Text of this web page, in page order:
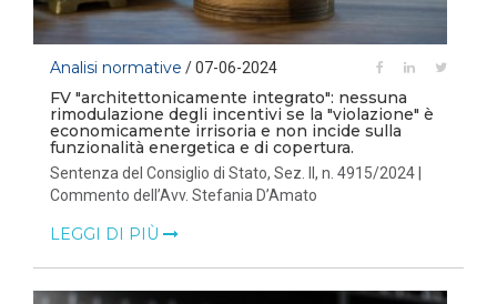
Analisi normative / 07-06-2024
FV "architettonicamente integrato": nessuna
rimodulazione degli incentivi se la "violazione" è
economicamente irrisoria e non incide sulla
funzionalità energetica e di copertura.
Sentenza del Consiglio di Stato, Sez. II, n. 4915/2024 |
Commento dell’Avv. Stefania D’Amato
LEGGI DI PIÙ